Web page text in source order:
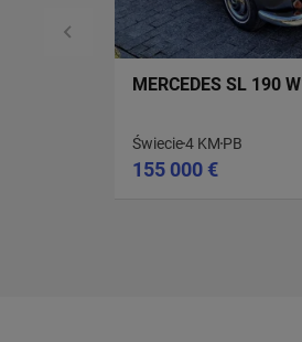
MERCEDES SL 190
Świecie4 KM PB
155 000 €